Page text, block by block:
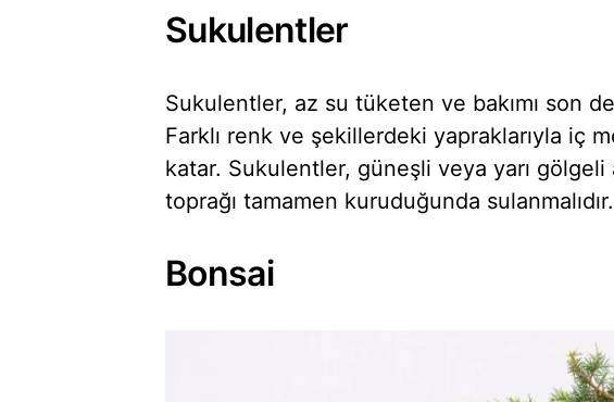
Sukulentler
Sukulentler, az su tüketen ve bakımı son
Farklı renk ve şekillerdeki yapraklarıyla iç
katar. Sukulentler, güneşli veya yarı gölgeli
toprağı tamamen kuruduğunda sulanmalıdır.
Bonsai